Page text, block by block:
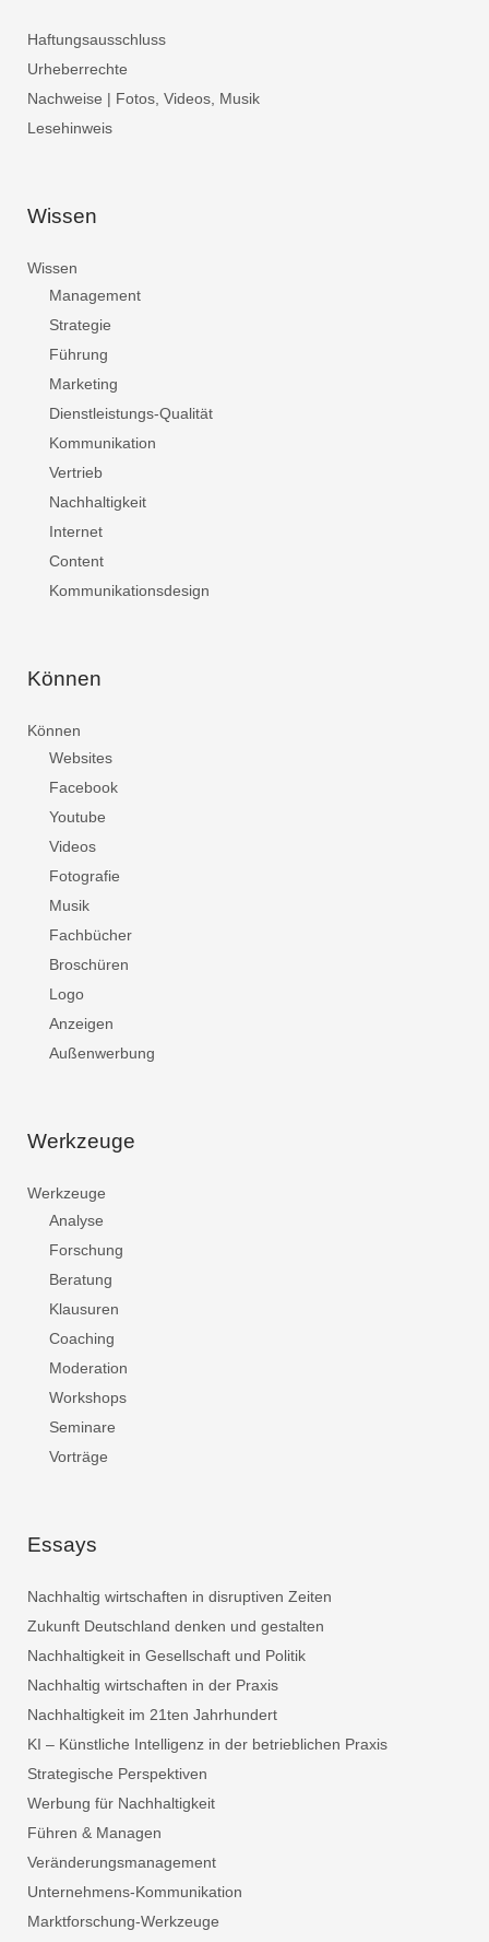
Haftungsausschluss
Urheberrechte
Nachweise | Fotos, Videos, Musik
Lesehinweis
Wissen
Wissen
Management
Strategie
Führung
Marketing
Dienstleistungs-Qualität
Kommunikation
Vertrieb
Nachhaltigkeit
Internet
Content
Kommunikationsdesign
Können
Können
Websites
Facebook
Youtube
Videos
Fotografie
Musik
Fachbücher
Broschüren
Logo
Anzeigen
Außenwerbung
Werkzeuge
Werkzeuge
Analyse
Forschung
Beratung
Klausuren
Coaching
Moderation
Workshops
Seminare
Vorträge
Essays
Nachhaltig wirtschaften in disruptiven Zeiten
Zukunft Deutschland denken und gestalten
Nachhaltigkeit in Gesellschaft und Politik
Nachhaltig wirtschaften in der Praxis
Nachhaltigkeit im 21ten Jahrhundert
KI – Künstliche Intelligenz in der betrieblichen Praxis
Strategische Perspektiven
Werbung für Nachhaltigkeit
Führen & Managen
Veränderungsmanagement
Unternehmens-Kommunikation
Marktforschung-Werkzeuge